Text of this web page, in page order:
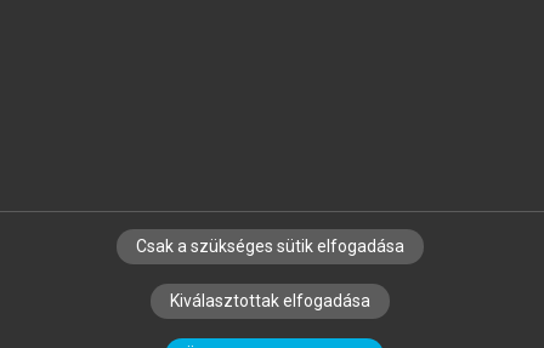
SZERZŐKNEK CÉGEKNEK KÖNYVTÁROSOKNAK
SZERKESZTÉSI ÉS LEKTORÁLÁSI ALAPELVEK
Csak a szükséges sütik elfogadása
Kiválasztottak elfogadása